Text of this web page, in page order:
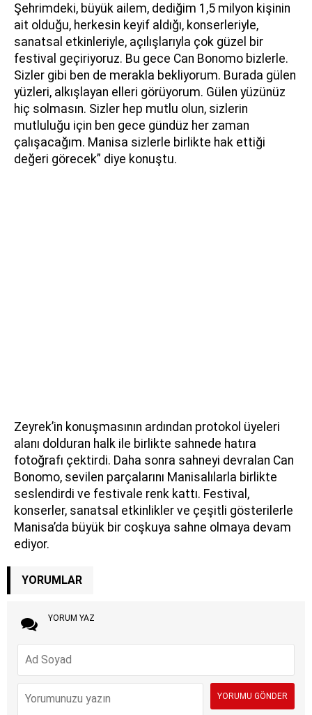
Şehrimdeki, büyük ailem, dediğim 1,5 milyon kişinin
ait olduğu, herkesin keyif aldığı, konserleriyle,
sanatsal etkinleriyle, açılışlarıyla çok güzel bir
festival geçiriyoruz. Bu gece Can Bonomo bizlerle.
Sizler gibi ben de merakla bekliyorum. Burada gülen
yüzleri, alkışlayan elleri görüyorum. Gülen yüzünüz
hiç solmasın. Sizler hep mutlu olun, sizlerin
mutluluğu için ben gece gündüz her zaman
çalışacağım. Manisa sizlerle birlikte hak ettiği
değeri görecek” diye konuştu.
Zeyrek’in konuşmasının ardından protokol üyeleri
alanı dolduran halk ile birlikte sahnede hatıra
fotoğrafı çektirdi. Daha sonra sahneyi devralan Can
Bonomo, sevilen parçalarını Manisalılarla birlikte
seslendirdi ve festivale renk kattı. Festival,
konserler, sanatsal etkinlikler ve çeşitli gösterilerle
Manisa’da büyük bir coşkuya sahne olmaya devam
ediyor.
YORUMLAR
YORUM YAZ